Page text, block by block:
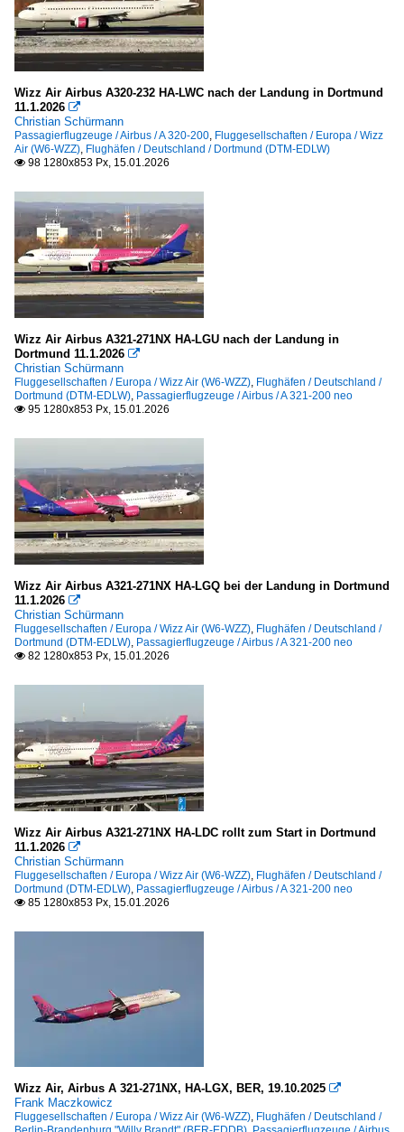
Wizz Air Airbus A320-232 HA-LWC nach der Landung in Dortmund
11.1.2026 
Christian Schürmann
Passagierflugzeuge / Airbus / A 320-200, Fluggesellschaften / Europa / Wizz
Air (W6-WZZ), Flughäfen / Deutschland / Dortmund (DTM-EDLW)
 98 1280x853 Px, 15.01.2026
Wizz Air Airbus A321-271NX HA-LGU nach der Landung in
Dortmund 11.1.2026 
Christian Schürmann
Fluggesellschaften / Europa / Wizz Air (W6-WZZ), Flughäfen / Deutschland /
Dortmund (DTM-EDLW), Passagierflugzeuge / Airbus / A 321-200 neo
 95 1280x853 Px, 15.01.2026
Wizz Air Airbus A321-271NX HA-LGQ bei der Landung in Dortmund
11.1.2026 
Christian Schürmann
Fluggesellschaften / Europa / Wizz Air (W6-WZZ), Flughäfen / Deutschland /
Dortmund (DTM-EDLW), Passagierflugzeuge / Airbus / A 321-200 neo
 82 1280x853 Px, 15.01.2026
Wizz Air Airbus A321-271NX HA-LDC rollt zum Start in Dortmund
11.1.2026 
Christian Schürmann
Fluggesellschaften / Europa / Wizz Air (W6-WZZ), Flughäfen / Deutschland /
Dortmund (DTM-EDLW), Passagierflugzeuge / Airbus / A 321-200 neo
 85 1280x853 Px, 15.01.2026
Wizz Air, Airbus A 321-271NX, HA-LGX, BER, 19.10.2025 
Frank Maczkowicz
Fluggesellschaften / Europa / Wizz Air (W6-WZZ), Flughäfen / Deutschland /